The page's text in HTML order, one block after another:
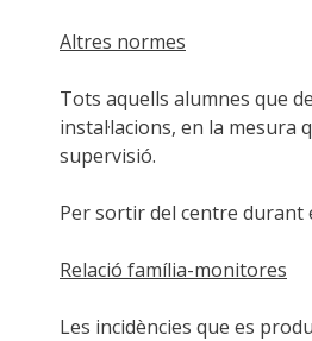
Altres normes
Tots aquells alumnes que
instal·lacions, en la
supervisió.
Per sortir del centre durant
Relació família-monitores
Les incidències que es